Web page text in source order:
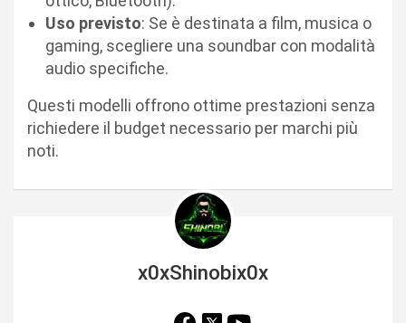
Uso previsto: Se è destinata a film, musica o
gaming, scegliere una soundbar con modalità
audio specifiche.
Questi modelli offrono ottime prestazioni senza
richiedere il budget necessario per marchi più
noti.
x0xShinobix0x